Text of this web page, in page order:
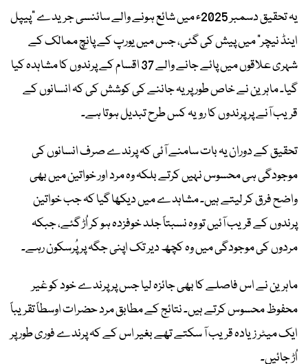
یہ تحقیق دسمبر 2025ء میں شائع ہونے والے سائنسی جریدے “پیپل
اینڈ نیچر” میں پیش کی گئی، جس میں یورپ کے پانچ ممالک کے
شہری علاقوں میں پائے جانے والے 37 اقسام کے پرندوں کا مشاہدہ کیا
گیا۔ ماہرین نے خاص طور پر یہ جاننے کی کوشش کی کہ انسانوں کے
قریب آنے پر پرندوں کا رویہ کس طرح تبدیل ہوتا ہے۔
تحقیق کے دوران یہ بات سامنے آئی کہ پرندے صرف انسانوں کی
موجودگی ہی محسوس نہیں کرتے بلکہ وہ مرد اور خواتین میں بھی
واضح فرق کر لیتے ہیں۔ مشاہدے میں دیکھا گیا کہ جب خواتین
پرندوں کے قریب آئیں تو وہ نسبتاً جلد خوفزدہ ہو کر اُڑ گئے، جبکہ
مردوں کی موجودگی میں وہ کچھ دیر تک اپنی جگہ پر پُرسکون رہے۔
ماہرین نے اس فاصلے کا بھی جائزہ لیا جس پر پرندے خود کو غیر
محفوظ محسوس کرتے ہیں۔ نتائج کے مطابق مرد حضرات اوسطاً تقریباً
ایک میٹر زیادہ قریب آ سکتے تھے بغیر اس کے کہ پرندے فوری طور پر
اُڑ جائیں۔